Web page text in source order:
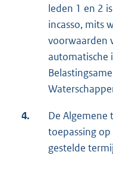
leden 1 en 2
incasso, mits
voorwaarden
automatische
4.
De Algemene
toepassing
gestelde